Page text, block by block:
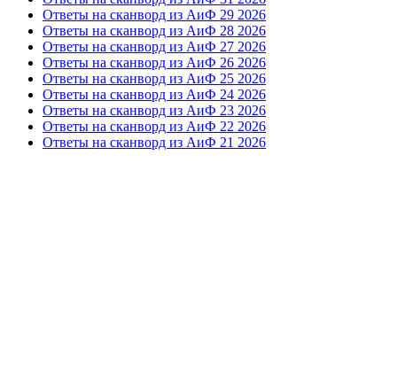
Ответы на сканворд из АиФ 29 2026
Ответы на сканворд из АиФ 28 2026
Ответы на сканворд из АиФ 27 2026
Ответы на сканворд из АиФ 26 2026
Ответы на сканворд из АиФ 25 2026
Ответы на сканворд из АиФ 24 2026
Ответы на сканворд из АиФ 23 2026
Ответы на сканворд из АиФ 22 2026
Ответы на сканворд из АиФ 21 2026